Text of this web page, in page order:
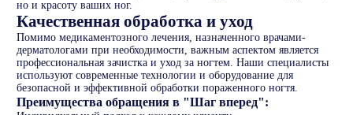
но и красоту ваших ног.
Качественная обработка и уход
Помимо медикаментозного лечения, назначенного врачами-
дерматологами при необходимости, важным аспектом является
профессиональная зачистка и уход за ногтем. Наши специалисты
используют современные технологии и оборудование для
безопасной и эффективной обработки пораженного ногтя.
Преимущества обращения в "Шаг вперед":